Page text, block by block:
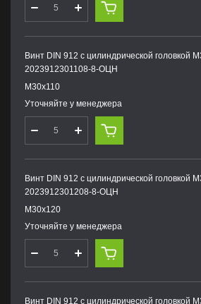
Винт DIN 912 с цилиндрической головкой
2023912301108-8-ОЦН
М30х110
Уточняйте у менеджера
Винт DIN 912 с цилиндрической головкой
2023912301208-8-ОЦН
М30х120
Уточняйте у менеджера
Винт DIN 912 с цилиндрической головкой